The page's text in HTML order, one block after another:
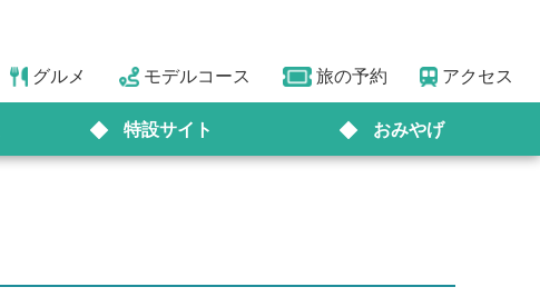
グルメ モデルコース 旅の予約 アクセス
特設サイト おみやげ